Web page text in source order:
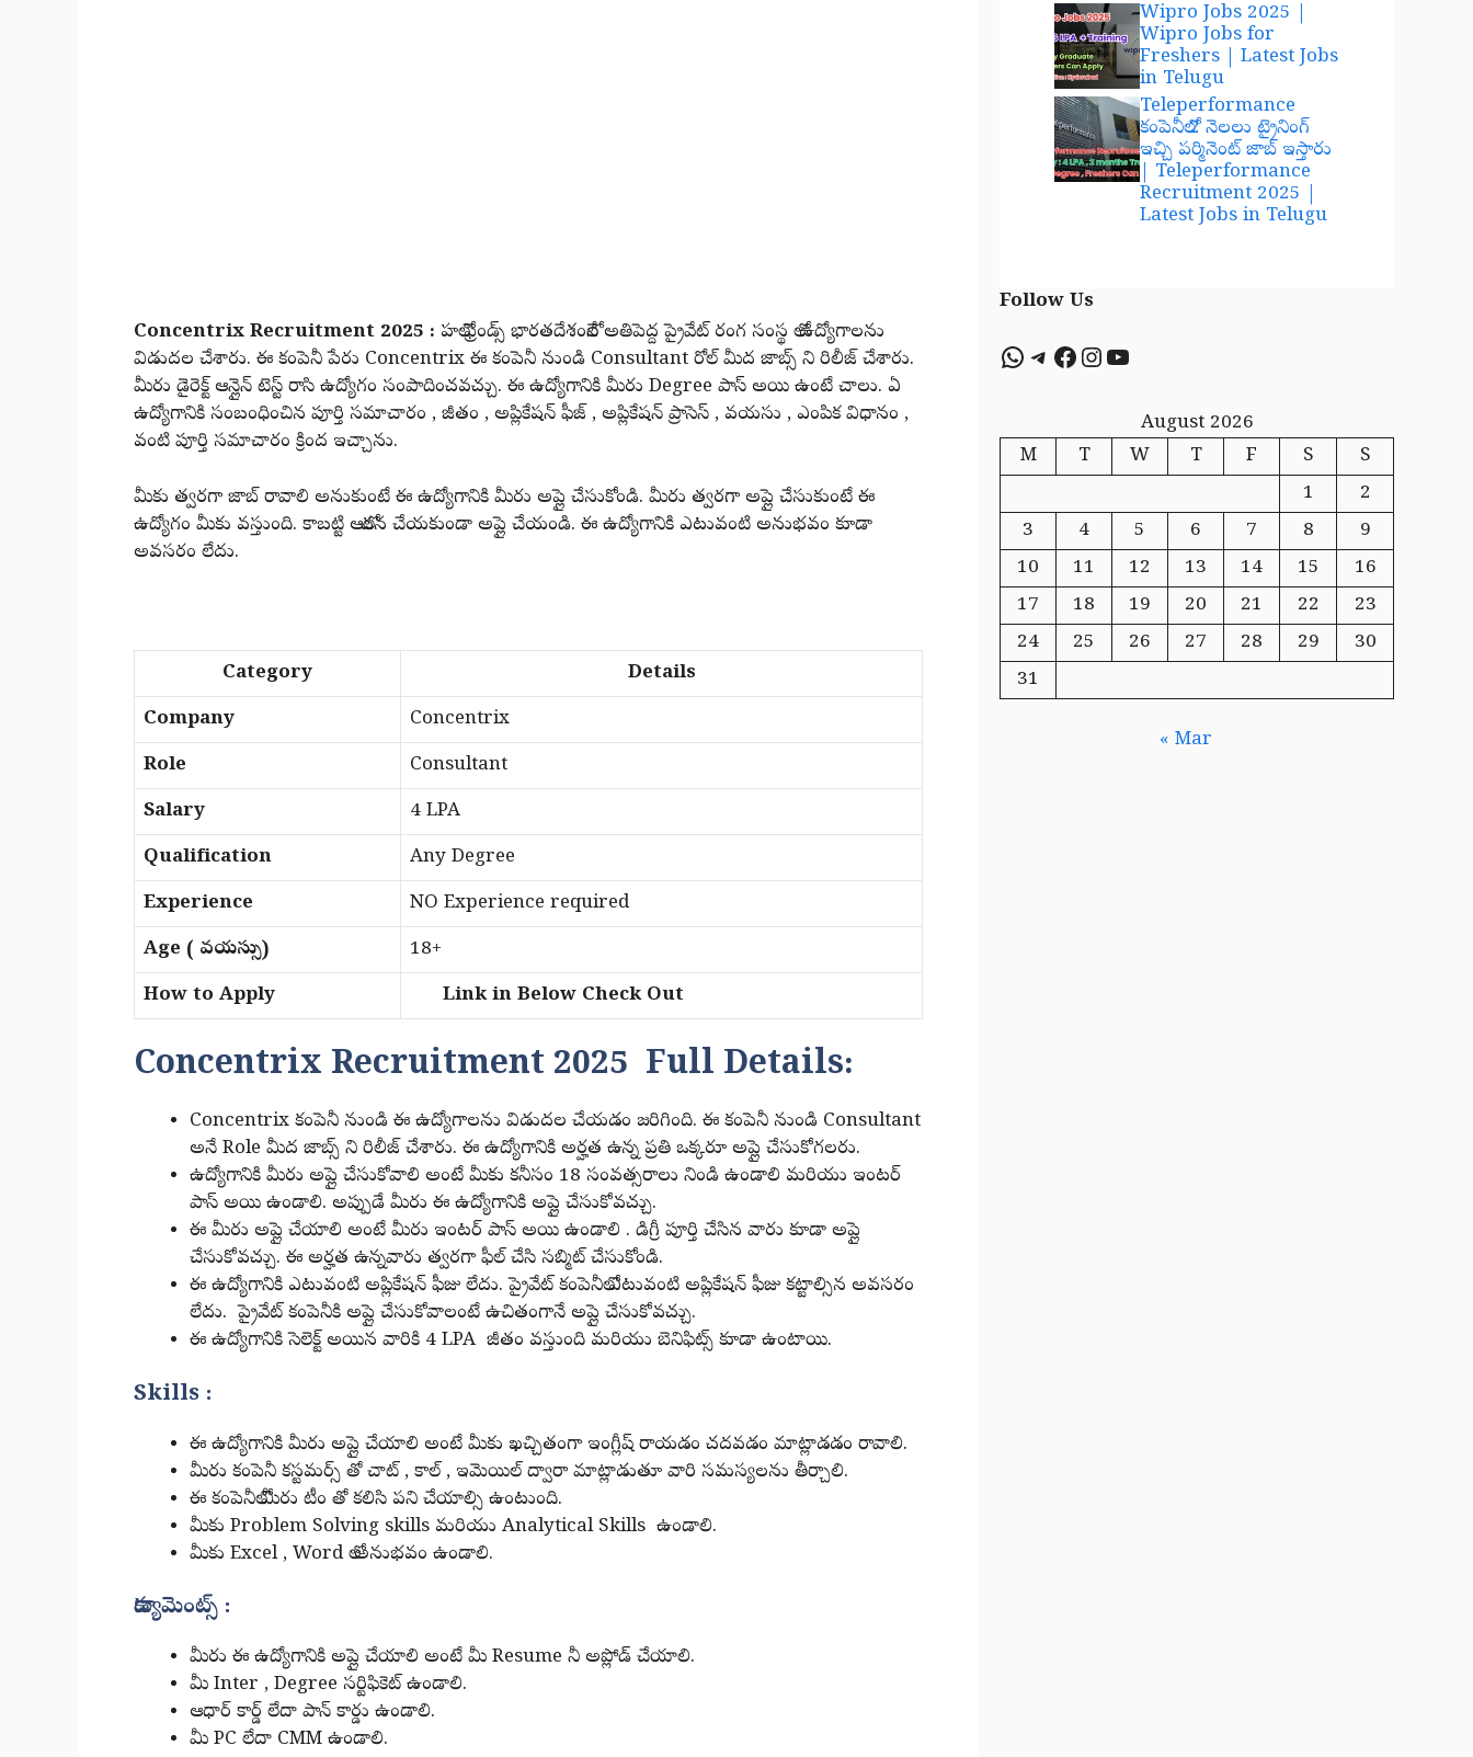
Concentrix Recruitment 2025 : హలో ఫ్రెండ్స్ భారతదేశంలోనే అతిపెద్ద ప్రైవేట్ రంగ సంస్థ లో ఉద్యోగాలను
విడుదల చేశారు. ఈ కంపెనీ పేరు Concentrix ఈ కంపెనీ నుండి Consultant రోల్ మీద జాబ్స్ ని రిలీజ్ చేశారు.
మీరు డైరెక్ట్ ఆన్లైన్ టెస్ట్ రాసి ఉద్యోగం సంపాదించవచ్చు. ఈ ఉద్యోగానికి మీరు Degree పాస్ అయి ఉంటే చాలు. ఏ
ఉద్యోగానికి సంబంధించిన పూర్తి సమాచారం , జీతం , అప్లికేషన్ ఫీజ్ , అప్లికేషన్ ప్రాసెస్ , వయసు , ఎంపిక విధానం ,
వంటి పూర్తి సమాచారం క్రింద ఇచ్చాను.
మీకు త్వరగా జాబ్ రావాలి అనుకుంటే ఈ ఉద్యోగానికి మీరు అప్లై చేసుకోండి. మీరు త్వరగా అప్లై చేసుకుంటే ఈ
ఉద్యోగం మీకు వస్తుంది. కాబట్టి ఆలోచన చేయకుండా అప్లై చేయండి. ఈ ఉద్యోగానికి ఎటువంటి అనుభవం కూడా
అవసరం లేదు.
Category
Details
Company
Concentrix
Role
Consultant
Salary
4 LPA
Qualification
Any Degree
Experience
NO Experience required
Age ( వయస్సు )
18+
How to Apply
Link in Below Check Out
Concentrix Recruitment 2025 Full Details:
Concentrix కంపెనీ నుండి ఈ ఉద్యోగాలను విడుదల చేయడం జరిగింది. ఈ కంపెనీ నుండి Consultant
అనే Role మీద జాబ్స్ ని రిలీజ్ చేశారు. ఈ ఉద్యోగానికి అర్హత ఉన్న ప్రతి ఒక్కరూ అప్లై చేసుకోగలరు.
ఉద్యోగానికి మీరు అప్లై చేసుకోవాలి అంటే మీకు కనీసం 18 సంవత్సరాలు నిండి ఉండాలి మరియు ఇంటర్
పాస్ అయి ఉండాలి. అప్పుడే మీరు ఈ ఉద్యోగానికి అప్లై చేసుకోవచ్చు.
ఈ మీరు అప్లై చేయాలి అంటే మీరు ఇంటర్ పాస్ అయి ఉండాలి . డిగ్రీ పూర్తి చేసిన వారు కూడా అప్లై
చేసుకోవచ్చు. ఈ అర్హత ఉన్నవారు త్వరగా ఫీల్ చేసి సబ్మిట్ చేసుకోండి.
ఈ ఉద్యోగానికి ఎటువంటి అప్లికేషన్ ఫీజు లేదు. ప్రైవేట్ కంపెనీలో ఎటువంటి అప్లికేషన్ ఫీజు కట్టాల్సిన అవసరం
లేదు. ప్రైవేట్ కంపెనీకి అప్లై చేసుకోవాలంటే ఉచితంగానే అప్లై చేసుకోవచ్చు.
ఈ ఉద్యోగానికి సెలెక్ట్ అయిన వారికి 4 LPA జీతం వస్తుంది మరియు బెనిఫిట్స్ కూడా ఉంటాయి.
Skills :
ఈ ఉద్యోగానికి మీరు అప్లై చేయాలి అంటే మీకు ఖచ్చితంగా ఇంగ్లీష్ రాయడం చదవడం మాట్లాడడం రావాలి.
మీరు కంపెనీ కస్టమర్స్ తో చాట్ , కాల్ , ఇమెయిల్ ద్వారా మాట్లాడుతూ వారి సమస్యలను తీర్చాలి.
ఈ కంపెనీలో మీరు టీం తో కలిసి పని చేయాల్సి ఉంటుంది.
మీకు Problem Solving skills మరియు Analytical Skills ఉండాలి.
మీకు Excel , Word లో అనుభవం ఉండాలి.
డాక్యుమెంట్స్ :
మీరు ఈ ఉద్యోగానికి అప్లై చేయాలి అంటే మీ Resume నీ అప్లోడ్ చేయాలి.
మీ Inter , Degree సర్టిఫికెట్ ఉండాలి.
ఆధార్ కార్డ్ లేదా పాన్ కార్డు ఉండాలి.
మీ PC లేదా CMM ఉండాలి.
Wipro Jobs 2025 |
Wipro Jobs for
Freshers | Latest Jobs
in Telugu
Teleperformance
కంపెనీలో 2 నెలలు ట్రైనింగ్
ఇచ్చి పర్మినెంట్ జాబ్ ఇస్తారు
| Teleperformance
Recruitment 2025 |
Latest Jobs in Telugu
Follow Us
WhatsApp
Telegram
Facebook
Instagram
YouTube
August 2026
M
T W T F S
S
1
2
3
4 5 6 7 8
9
10
11 12 13 14 15
16
17
18 19 20 21 22
23
24
25 26 27 28 29
30
31
« Mar